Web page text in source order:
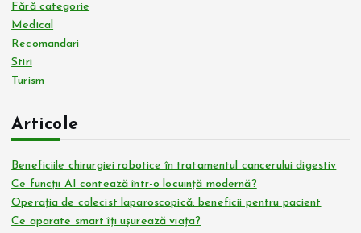
Fără categorie
Medical
Recomandari
Stiri
Turism
Articole
Beneficiile chirurgiei robotice în tratamentul cancerului digestiv
Ce funcții AI contează într-o locuință modernă?
Operația de colecist laparoscopică: beneficii pentru pacient
Ce aparate smart îți ușurează viața?